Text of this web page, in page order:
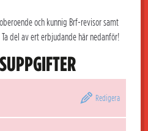
och kunnig Brf-revisor samt
del av ert erbjudande här nedanför!
Redigera